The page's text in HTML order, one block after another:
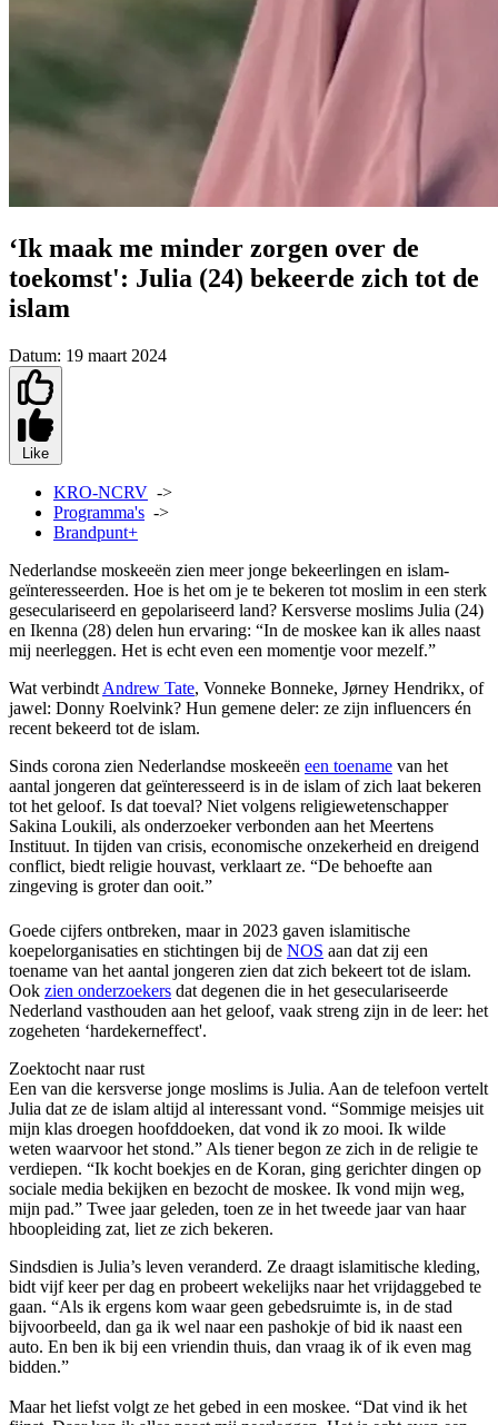
‘Ik maak me minder zorgen over de
toekomst': Julia (24) bekeerde zich tot de
islam
Datum: 19 maart 2024
Like
KRO-NCRV ->
Programma's ->
Brandpunt+
Nederlandse moskeeën zien meer jonge bekeerlingen en islam-
geïnteresseerden. Hoe is het om je te bekeren tot moslim in een sterk
geseculariseerd en gepolariseerd land? Kersverse moslims Julia (24)
en Ikenna (28) delen hun ervaring: “In de moskee kan ik alles naast
mij neerleggen. Het is echt even een momentje voor mezelf.”
Wat verbindt Andrew Tate, Vonneke Bonneke, Jørney Hendrikx, of
jawel: Donny Roelvink? Hun gemene deler: ze zijn influencers én
recent bekeerd tot de islam.
Sinds corona zien Nederlandse moskeeën een toename van het
aantal jongeren dat geïnteresseerd is in de islam of zich laat bekeren
tot het geloof. Is dat toeval? Niet volgens religiewetenschapper
Sakina Loukili, als onderzoeker verbonden aan het Meertens
Instituut. In tijden van crisis, economische onzekerheid en dreigend
conflict, biedt religie houvast, verklaart ze. “De behoefte aan
zingeving is groter dan ooit.”
Goede cijfers ontbreken, maar in 2023 gaven islamitische
koepelorganisaties en stichtingen bij de NOS aan dat zij een
toename van het aantal jongeren zien dat zich bekeert tot de islam.
Ook zien onderzoekers dat degenen die in het geseculariseerde
Nederland vasthouden aan het geloof, vaak streng zijn in de leer: het
zogeheten ‘hardekerneffect'.
Zoektocht naar rust
Een van die kersverse jonge moslims is Julia. Aan de telefoon vertelt
Julia dat ze de islam altijd al interessant vond. “Sommige meisjes uit
mijn klas droegen hoofddoeken, dat vond ik zo mooi. Ik wilde
weten waarvoor het stond.” Als tiener begon ze zich in de religie te
verdiepen. “Ik kocht boekjes en de Koran, ging gerichter dingen op
sociale media bekijken en bezocht de moskee. Ik vond mijn weg,
mijn pad.” Twee jaar geleden, toen ze in het tweede jaar van haar
hboopleiding zat, liet ze zich bekeren.
Sindsdien is Julia’s leven veranderd. Ze draagt islamitische kleding,
bidt vijf keer per dag en probeert wekelijks naar het vrijdaggebed te
gaan. “Als ik ergens kom waar geen gebedsruimte is, in de stad
bijvoorbeeld, dan ga ik wel naar een pashokje of bid ik naast een
auto. En ben ik bij een vriendin thuis, dan vraag ik of ik even mag
bidden.”
Maar het liefst volgt ze het gebed in een moskee. “Dat vind ik het